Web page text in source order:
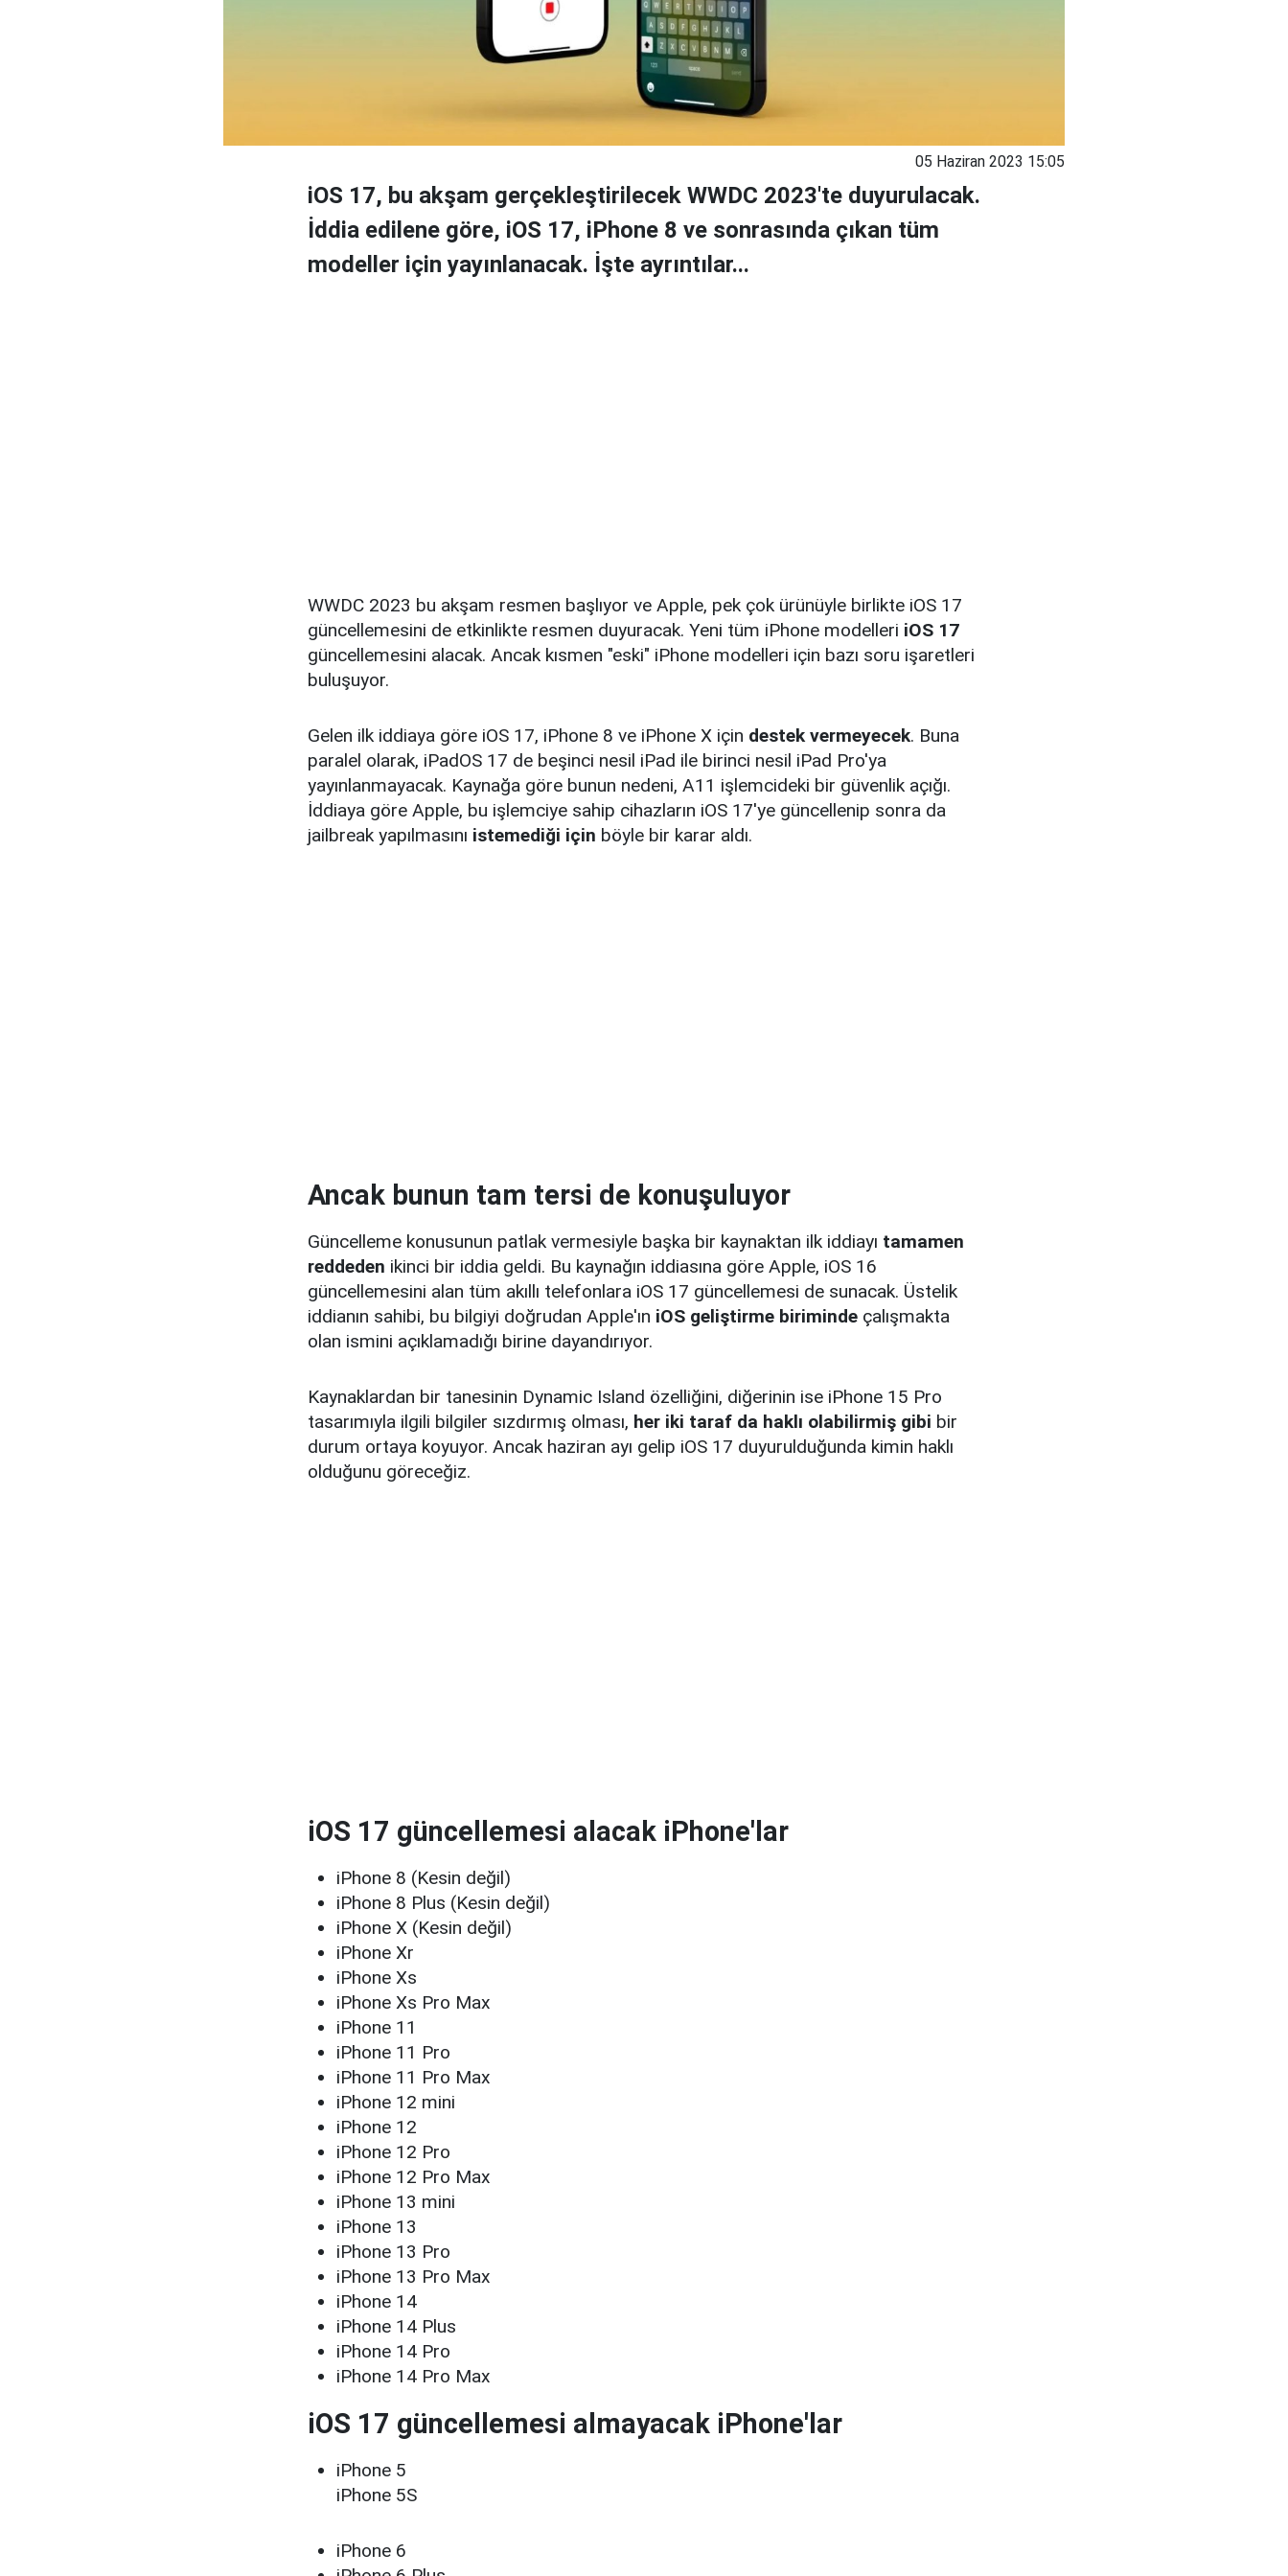
05 Haziran 2023 15:05
iOS 17, bu akşam gerçekleştirilecek WWDC 2023'te duyurulacak.
İddia edilene göre, iOS 17, iPhone 8 ve sonrasında çıkan tüm
modeller için yayınlanacak. İşte ayrıntılar...
WWDC 2023 bu akşam resmen başlıyor ve Apple, pek çok ürünüyle birlikte iOS 17
güncellemesini de etkinlikte resmen duyuracak. Yeni tüm iPhone modelleri iOS 17
güncellemesini alacak. Ancak kısmen "eski" iPhone modelleri için bazı soru işaretleri
buluşuyor.
Gelen ilk iddiaya göre iOS 17, iPhone 8 ve iPhone X için destek vermeyecek. Buna
paralel olarak, iPadOS 17 de beşinci nesil iPad ile birinci nesil iPad Pro'ya
yayınlanmayacak. Kaynağa göre bunun nedeni, A11 işlemcideki bir güvenlik açığı.
İddiaya göre Apple, bu işlemciye sahip cihazların iOS 17'ye güncellenip sonra da
jailbreak yapılmasını istemediği için böyle bir karar aldı.
Ancak bunun tam tersi de konuşuluyor
Güncelleme konusunun patlak vermesiyle başka bir kaynaktan ilk iddiayı tamamen
reddeden ikinci bir iddia geldi. Bu kaynağın iddiasına göre Apple, iOS 16
güncellemesini alan tüm akıllı telefonlara iOS 17 güncellemesi de sunacak. Üstelik
iddianın sahibi, bu bilgiyi doğrudan Apple'ın iOS geliştirme biriminde çalışmakta
olan ismini açıklamadığı birine dayandırıyor.
Kaynaklardan bir tanesinin Dynamic Island özelliğini, diğerinin ise iPhone 15 Pro
tasarımıyla ilgili bilgiler sızdırmış olması, her iki taraf da haklı olabilirmiş gibi bir
durum ortaya koyuyor. Ancak haziran ayı gelip iOS 17 duyurulduğunda kimin haklı
olduğunu göreceğiz.
iOS 17 güncellemesi alacak iPhone'lar
iPhone 8 (Kesin değil)
iPhone 8 Plus (Kesin değil)
iPhone X (Kesin değil)
iPhone Xr
iPhone Xs
iPhone Xs Pro Max
iPhone 11
iPhone 11 Pro
iPhone 11 Pro Max
iPhone 12 mini
iPhone 12
iPhone 12 Pro
iPhone 12 Pro Max
iPhone 13 mini
iPhone 13
iPhone 13 Pro
iPhone 13 Pro Max
iPhone 14
iPhone 14 Plus
iPhone 14 Pro
iPhone 14 Pro Max
iOS 17 güncellemesi almayacak iPhone'lar
iPhone 5
iPhone 5S
iPhone 6